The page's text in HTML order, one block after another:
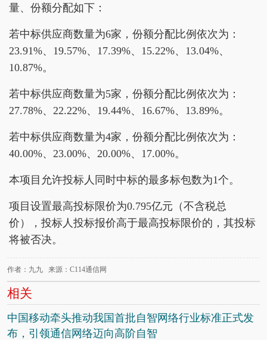
量、份额分配如下：
若中标供应商数量为6家，份额分配比例依次为：
23.91%、19.57%、17.39%、15.22%、13.04%、
10.87%。
若中标供应商数量为5家，份额分配比例依次为：
27.78%、22.22%、19.44%、16.67%、13.89%。
若中标供应商数量为4家，份额分配比例依次为：
40.00%、23.00%、20.00%、17.00%。
本项目允许投标人同时中标的最多标包数为1个。
项目设置最高投标限价为0.795亿元（不含税总
价），投标人投标报价高于最高投标限价的，其投标
将被否决。
作者：九九 来源：C114通信网
相关
中国移动牵头推动我国首批自智网络行业标准正式发
布，引领通信网络迈向高阶自智